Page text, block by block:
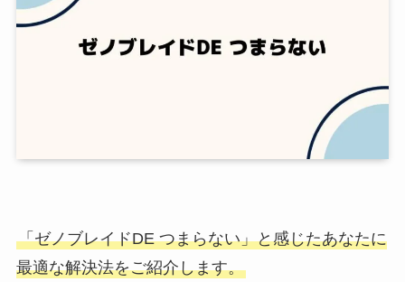
「ゼノブレイドDE つまらない」と感じたあなたに
最適な解決法をご紹介します。